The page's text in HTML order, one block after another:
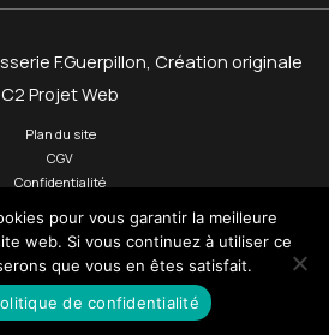
F.Guerpillon, Création originale
C2 Projet Web
Plan du site
CGV
Confidentialité
Panier
Contact
Connexion
pour vous garantir la meilleure
web. Si vous continuez à utiliser ce
que vous en êtes satisfait.
de confidentialité